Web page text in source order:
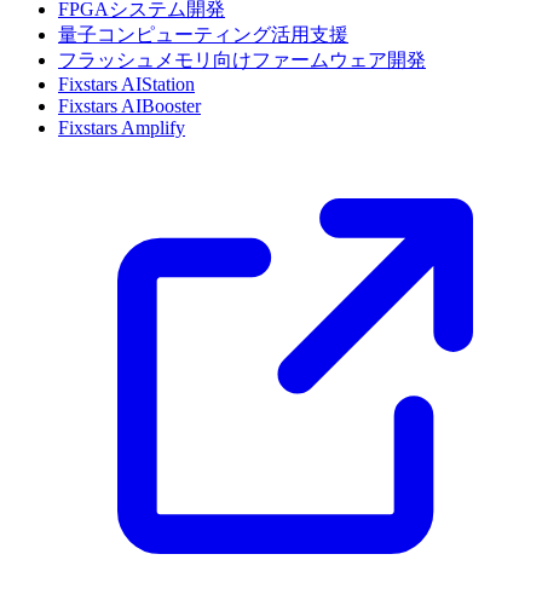
FPGAシステム開発
量子コンピューティング活用支援
フラッシュメモリ向けファームウェア開発
Fixstars AIStation
Fixstars AIBooster
Fixstars Amplify